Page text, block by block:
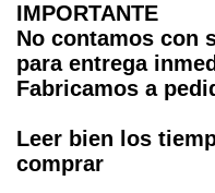
IMPORTANTE
No contamos con
para entrega
Fabricamos a
Leer bien los
comprar